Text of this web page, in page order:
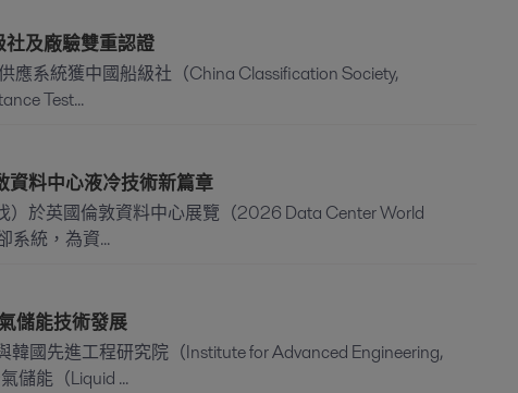
及廠驗雙重認證
應系統獲中國船級社（China Classification Society,
Test...
料中心液冷技術新篇章
）於英國倫敦資料中心展覽（2026 Data Center World
系統，為資...
儲能技術發展
國先進工程研究院（Institute for Advanced Engineering,
儲能（Liquid ...